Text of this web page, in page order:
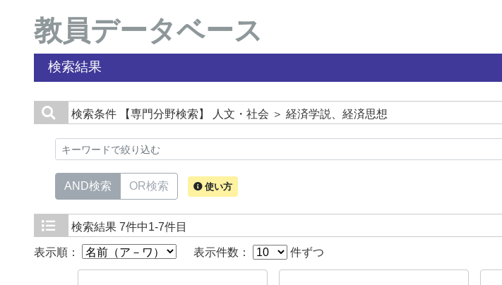
教員データベース
検索結果
検索条件 【専門分野検索】 人文・社会 ＞ 経済学説、経済思想
AND検索 OR検索 使い方
検索結果 7件中1-7件目
表示順： 表示件数： 件ずつ